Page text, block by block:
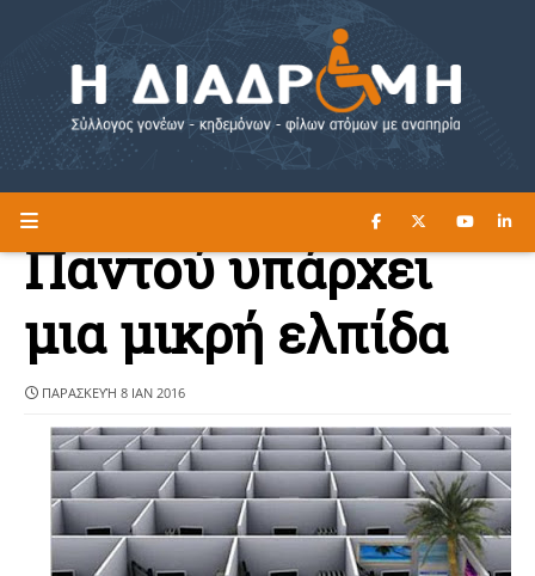
Η ΔΙΑΔΡΟΜΗ ΔΙΑΒΑΣΤΕ ΕΔΩ ►
Παντού υπάρχει
μια μικρή ελπίδα
ΠΑΡΑΣΚΕΥΉ 8 ΙΑΝ 2016